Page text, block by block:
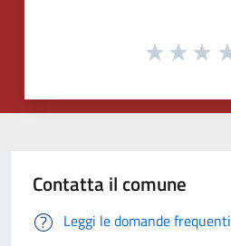
Contatta il comune
Leggi le domande frequenti